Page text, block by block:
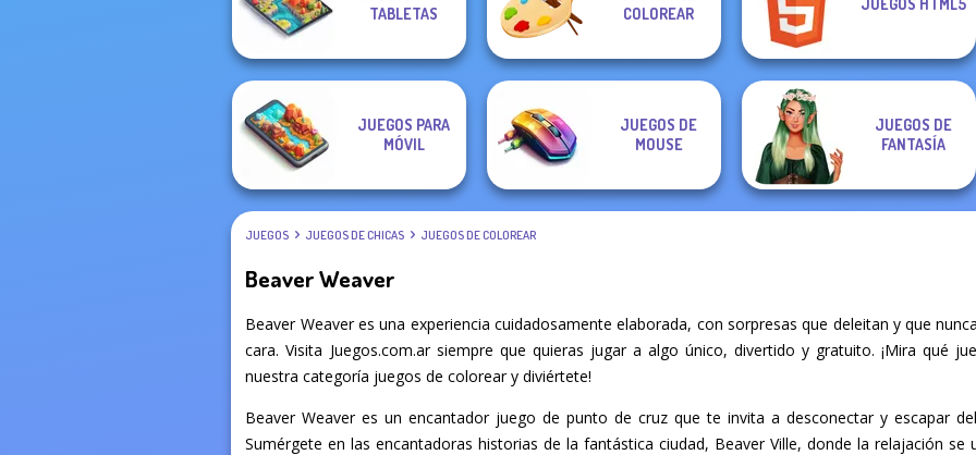
Don't Tap Color Fill 3D The Cargo Merge Brainrot Egg Adventure
Mahjong Sweet
TABLETAS
COLOREAR
JUEGOS HTML5
JUEGOS PARA
MÓVIL
JUEGOS DE
MOUSE
JUEGOS DE
FANTASÍA
JUEGOS JUEGOS DE CHICAS JUEGOS DE COLOREAR
Beaver Weaver
Beaver Weaver es una experiencia cuidadosamente elaborada, con sorpresas que deleitan y que
cara. Visita Juegos.com.ar siempre que quieras jugar a algo único, divertido y gratuito. ¡Mira qué
nuestra categoría juegos de colorear y diviértete!
Beaver Weaver es un encantador juego de punto de cruz que te invita a desconectar y escapar
Sumérgete en las encantadoras historias de la fantástica ciudad, Beaver Ville, donde la relajación se